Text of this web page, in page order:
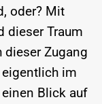
oder? Mit
dieser Traum
Zugang
im
Blick auf